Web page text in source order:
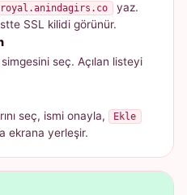
yaz.
SSL kilidi görünür.
simgesini seç. Açılan listeyi
seç, ismi onayla, Ekle
ekrana yerleşir.